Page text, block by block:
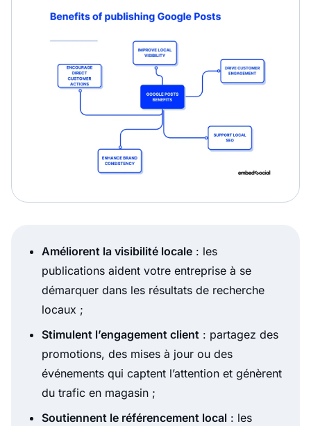
Améliorent la visibilité locale : les
publications aident votre entreprise à se
démarquer dans les résultats de recherche
locaux ;
Stimulent l’engagement client : partagez des
promotions, des mises à jour ou des
événements qui captent l’attention et génèrent
du trafic en magasin ;
Soutiennent le référencement local : les